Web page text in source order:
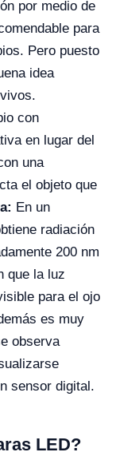
por medio de
para
Pero puesto
idea
con
en lugar del
una
el objeto que
En un
radiación
200 nm
que la luz
para el ojo
es muy
observa
sensor digital.
LED?